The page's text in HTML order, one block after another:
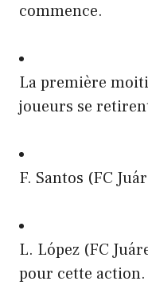
commence.
La première
joueurs se
F. Santos (FC
L. López (FC
pour cette action.